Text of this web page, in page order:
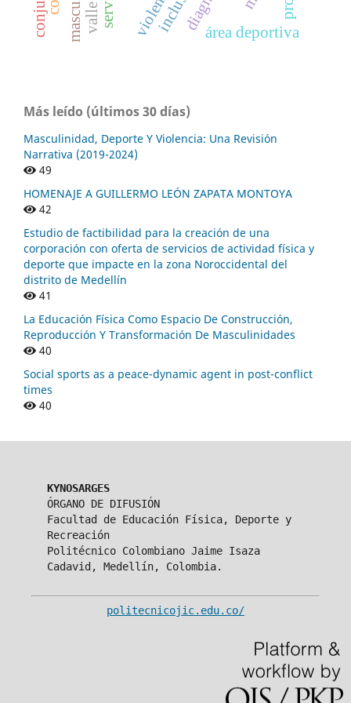
área deportiva
Más leído (últimos 30 días)
Masculinidad, Deporte Y Violencia: Una Revisión
Narrativa (2019-2024)
49
HOMENAJE A GUILLERMO LEÓN ZAPATA MONTOYA
42
Estudio de factibilidad para la creación de una
corporación con oferta de servicios de actividad física y
deporte que impacte en la zona Noroccidental del
distrito de Medellín
41
La Educación Física Como Espacio De Construcción,
Reproducción Y Transformación De Masculinidades
40
Social sports as a peace-dynamic agent in post-conflict
times
40
KYNOSARGES
ÓRGANO DE DIFUSIÓN
Facultad de Educación Física, Deporte y
Recreación
Politécnico Colombiano Jaime Isaza
Cadavid, Medellín, Colombia.
politecnicojic.edu.co/